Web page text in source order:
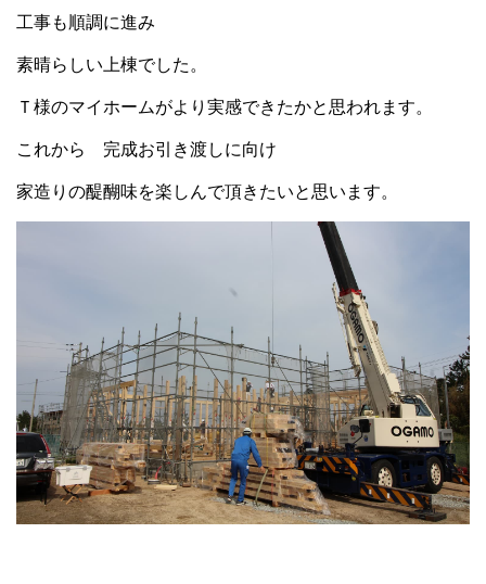
工事も順調に進み
素晴らしい上棟でした。
Ｔ様のマイホームがより実感できたかと思われます。
これから 完成お引き渡しに向け
家造りの醍醐味を楽しんで頂きたいと思います。